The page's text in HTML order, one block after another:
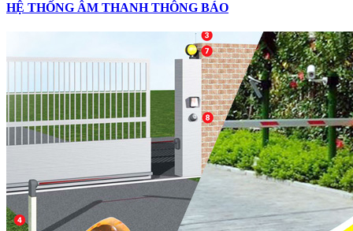
HỆ THỐNG ÂM THANH THÔNG BÁO